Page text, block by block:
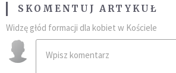
SKOMENTUJ ARTYKUŁ
Widzę głód formacji dla kobiet w Kościele